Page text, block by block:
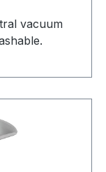
vacuum